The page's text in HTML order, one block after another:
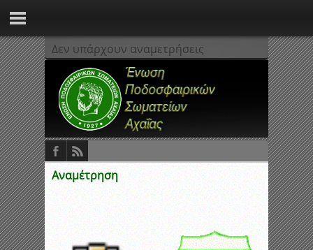
Δεν υπάρχουν αναμετρήσεις
Αναμέτρηση